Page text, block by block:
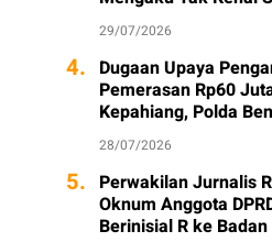
29/07/2026
4. Dugaan Upaya
Pemerasan Rp60
Kepahiang, Polda
Kasus
28/07/2026
5. Perwakilan Jurnalis
Oknum Anggota
Berinisial R ke